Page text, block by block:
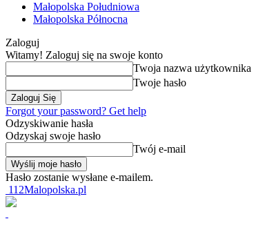
Małopolska Południowa
Małopolska Północna
Zaloguj
Witamy! Zaloguj się na swoje konto
Twoja nazwa użytkownika
Twoje hasło
Forgot your password? Get help
Odzyskiwanie hasła
Odzyskaj swoje hasło
Twój e-mail
Hasło zostanie wysłane e-mailem.
112Malopolska.pl